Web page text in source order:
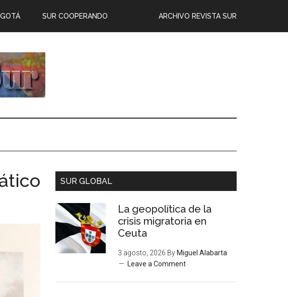
ARCHIVO REVISTA SUR
SUR COOPERANDO
SUR GLOBAL
La geopolítica de la
crisis migratoria en
Ceuta
3 agosto, 2026 By Miguel Alabarta
Leave a Comment